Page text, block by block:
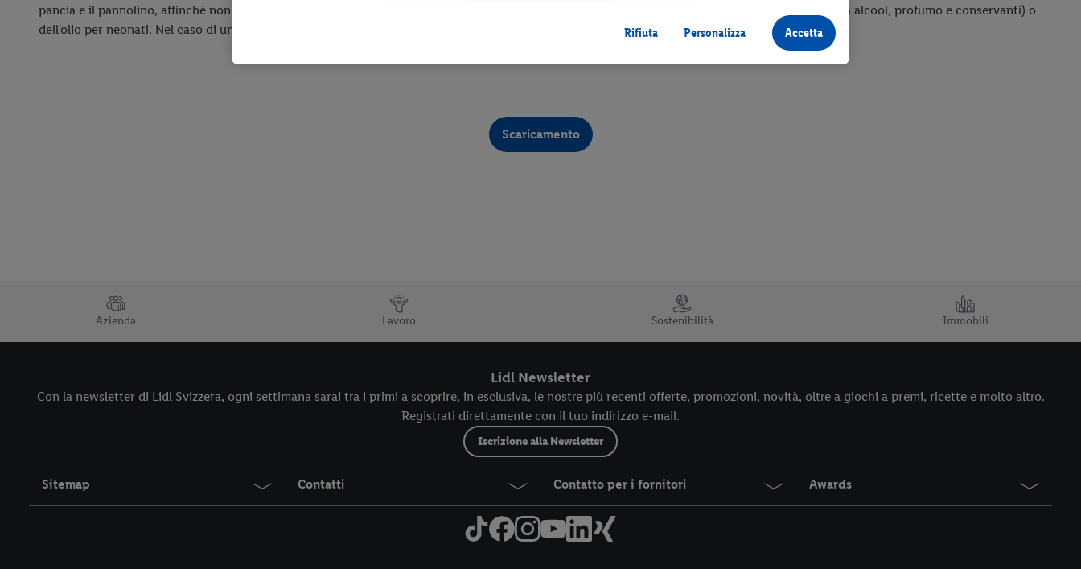
pancia e il pannolino, affinché non risulti troppo stretto. Per pulire il sederino e la zona genitale si usa l'acqua pulita, delle salviette speciali (senza alcool, profumo e conservanti) o
dell'olio per neonati. Nel caso di una dermatite da pannolino può aiutare mettere delle creme protettive.
Scaricamento
Azienda Lavoro Sostenibilità Immobili
Lidl Newsletter
Con la newsletter di Lidl Svizzera, ogni settimana sarai tra i primi a scoprire, in esclusiva, le nostre più recenti offerte, promozioni, novità, oltre a giochi a premi, ricette e molto altro.
Registrati direttamente con il tuo indirizzo e-mail.
Iscrizione alla Newsletter
Sitemap Contatti Contatto per i fornitori Awards
Rifiuta
Personalizza Accetta